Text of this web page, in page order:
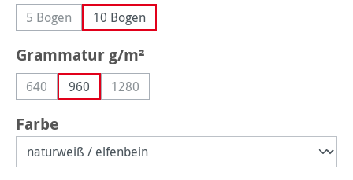
5 Bogen(Diese Option ist zurzeit nicht verfügbar.)
10 Bogen
Grammatur g/m²
640(Diese Option ist zurzeit nicht verfügbar.)
960 1280(Diese Option ist zurzeit nicht verfügbar.)
Farbe